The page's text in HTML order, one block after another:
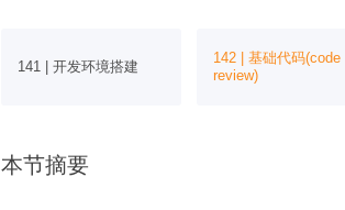
141 | 开发环境搭建
142 | 基础代码(code
review)
本节摘要